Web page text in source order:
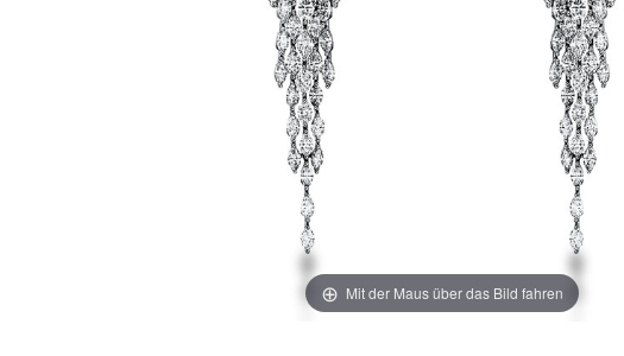
Mit der Maus über das Bild fahren